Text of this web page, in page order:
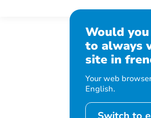
Would
to always
site in
Your web
English.
Accueil
Story Time at Valois